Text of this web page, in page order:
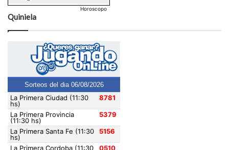
Horoscopo
Quiniela